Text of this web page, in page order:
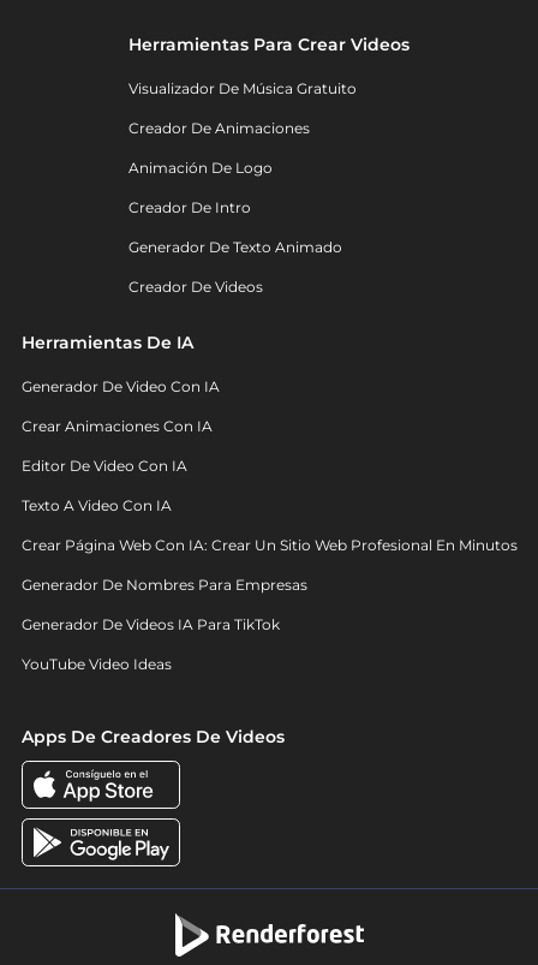
Herramientas Para Crear Videos
Visualizador De Música Gratuito
Creador De Animaciones
Animación De Logo
Creador De Intro
Generador De Texto Animado
Creador De Videos
Herramientas De IA
Generador De Video Con IA
Crear Animaciones Con IA
Editor De Video Con IA
Texto A Video Con IA
Crear Página Web Con IA: Crear Un Sitio Web Profesional En Minutos
Generador De Nombres Para Empresas
Generador De Videos IA Para TikTok
YouTube Video Ideas
Apps De Creadores De Videos